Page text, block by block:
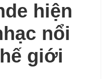
hiện
nổi
giới